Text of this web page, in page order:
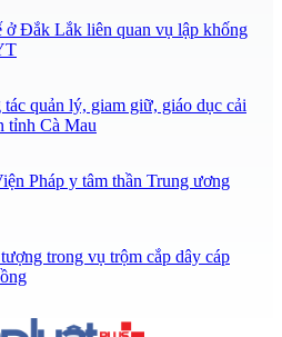
ở Đắk Lắk liên quan vụ lập khống
quản lý, giam giữ, giáo dục cải
tỉnh Cà Mau
Pháp y tâm thần Trung ương
trong vụ trộm cắp dây cáp